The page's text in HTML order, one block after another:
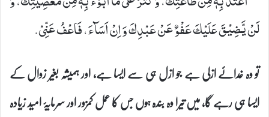
لَنْ یَّضِیْقَ عَلَیْكَ عَفْوٌ عَنْ عَبْدِكَ وَ اِنْ اَسَآءَ، فَاعْفُ عَنِّیْ.
تو وہ خدائے ازلی ہے جو ازل ہی سے ایسا ہے، اور ہمیشہ بغیر زوال کے
ایسا ہی رہے گا، میں تیرا وہ بندہ ہوں جس کا عمل کمزور اور سرمایۂ امید زیادہ